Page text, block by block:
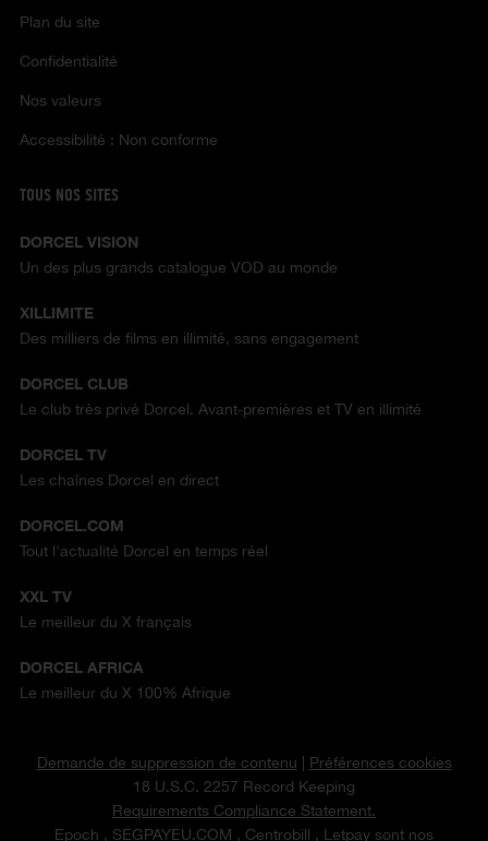
Plan du site
Confidentialité
Nos valeurs
Accessibilité : Non conforme
TOUS NOS SITES
DORCEL VISION
Un des plus grands catalogue VOD au monde
XILLIMITE
Des milliers de films en illimité, sans engagement
DORCEL CLUB
Le club très privé Dorcel. Avant-premières et TV en illimité
DORCEL TV
Les chaînes Dorcel en direct
DORCEL.COM
Tout l'actualité Dorcel en temps réel
XXL TV
Le meilleur du X français
DORCEL AFRICA
Le meilleur du X 100% Afrique
Demande de suppression de contenu
Préférences cookies
18 U.S.C. 2257 Record Keeping
Requirements Compliance Statement.
Epoch , SEGPAYEU.COM , Centrobill , Letpay sont nos